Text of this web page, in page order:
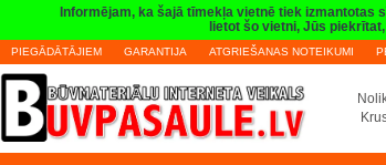
Informējam, ka šajā tīmekļa vietnē tiek izmantotas
lietot šo vietni, Jūs
PIEGĀDĀTĀJIEM GARANTIJA ATGRIEŠANAS NOTEIKUMI